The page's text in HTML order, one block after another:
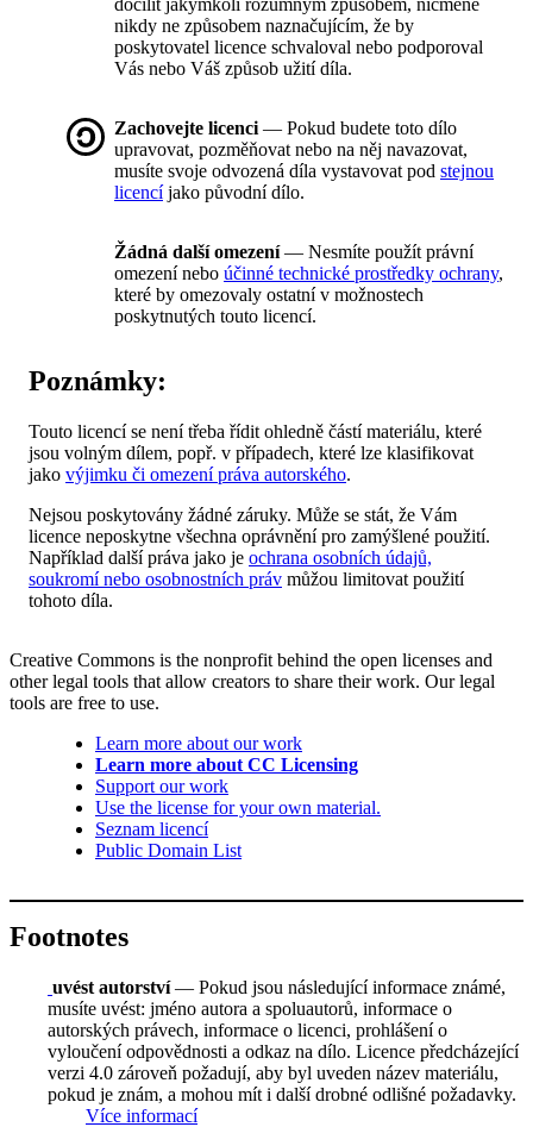
docílit jakýmkoli rozumným způsobem, nicméně
nikdy ne způsobem naznačujícím, že by
poskytovatel licence schvaloval nebo podporoval
Vás nebo Váš způsob užití díla.
Zachovejte licenci — Pokud budete toto dílo
upravovat, pozměňovat nebo na něj navazovat,
musíte svoje odvozená díla vystavovat pod stejnou
licencíjako původní dílo.
Žádná další omezení— Nesmíte použít právní
omezení nebo účinné technické prostředky ochrany,
které by omezovaly ostatní v možnostech
poskytnutých touto licencí.
Poznámky:
Touto licencí se není třeba řídit ohledně částí materiálu, které
jsou volným dílem, popř. v případech, které lze klasifikovat
jako výjimku či omezení práva autorského.
Nejsou poskytovány žádné záruky. Může se stát, že Vám
licence neposkytne všechna oprávnění pro zamýšlené použití.
Například další práva jako je ochrana osobních údajů,
soukromí nebo osobnostních práv můžou limitovat použití
tohoto díla.
Creative Commons is the nonprofit behind the open licenses and
other legal tools that allow creators to share their work. Our legal
tools are free to use.
Learn more about our work
Learn more about CC Licensing
Support our work
Use the license for your own material.
Seznam licencí
Public Domain List
Footnotes
uvést autorství— Pokud jsou následující informace známé,
musíte uvést: jméno autora a spoluautorů, informace o
autorských právech, informace o licenci, prohlášení o
vyloučení odpovědnosti a odkaz na dílo. Licence předcházející
verzi 4.0 zároveň požadují, aby byl uveden název materiálu,
pokud je znám, a mohou mít i další drobné odlišné požadavky.
Více informací